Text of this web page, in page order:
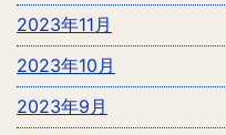
2023年11月
2023年10月
2023年9月